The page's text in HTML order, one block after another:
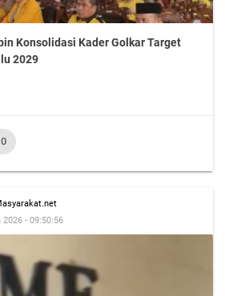
Konsolidasi Kader Golkar Target
2029
0
2026 - 09:50:56